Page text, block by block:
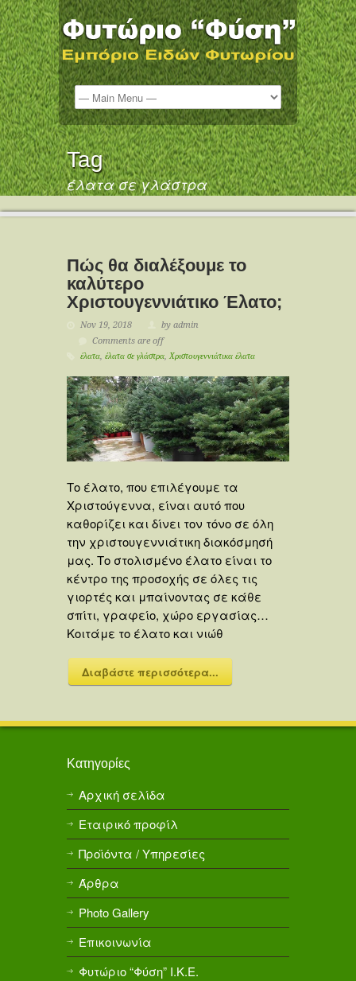
Tag
έλατα σε γλάστρα
Πώς θα διαλέξουμε το
καλύτερο
Χριστουγεννιάτικο Έλατο;
Nov 19, 2018
by admin
Comments are off
έλατα, έλατα σε γλάστρα, Χριστουγεννιάτικα έλατα
Το έλατο, που επιλέγουμε τα
Χριστούγεννα, είναι αυτό που
καθορίζει και δίνει τον τόνο σε όλη
την χριστουγεννιάτικη διακόσμησή
μας. Το στολισμένο έλατο είναι το
κέντρο της προσοχής σε όλες τις
γιορτές και μπαίνοντας σε κάθε
σπίτι, γραφείο, χώρο εργασίας…
Κοιτάμε το έλατο και νιώθ
Διαβάστε περισσότερα...
Κατηγορίες
Αρχική σελίδα
Εταιρικό προφίλ
Προϊόντα / Υπηρεσίες
Άρθρα
Photo Gallery
Επικοινωνία
Φυτώριο “Φύση” Ι.Κ.Ε.